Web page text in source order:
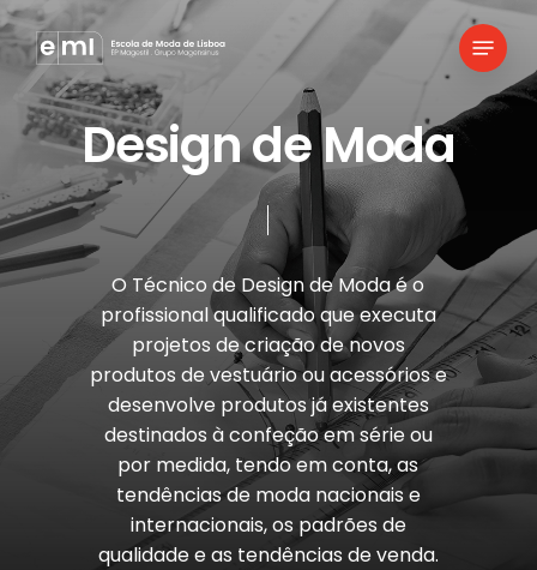
Skip
to
main
content
Menu
Design de Moda
O Técnico de Design de Moda é o
profissional qualificado que executa
projetos de criação de novos
produtos de vestuário ou acessórios e
desenvolve produtos já existentes
destinados à confeção em série ou
por medida, tendo em conta, as
tendências de moda nacionais e
internacionais, os padrões de
qualidade e as tendências de venda.